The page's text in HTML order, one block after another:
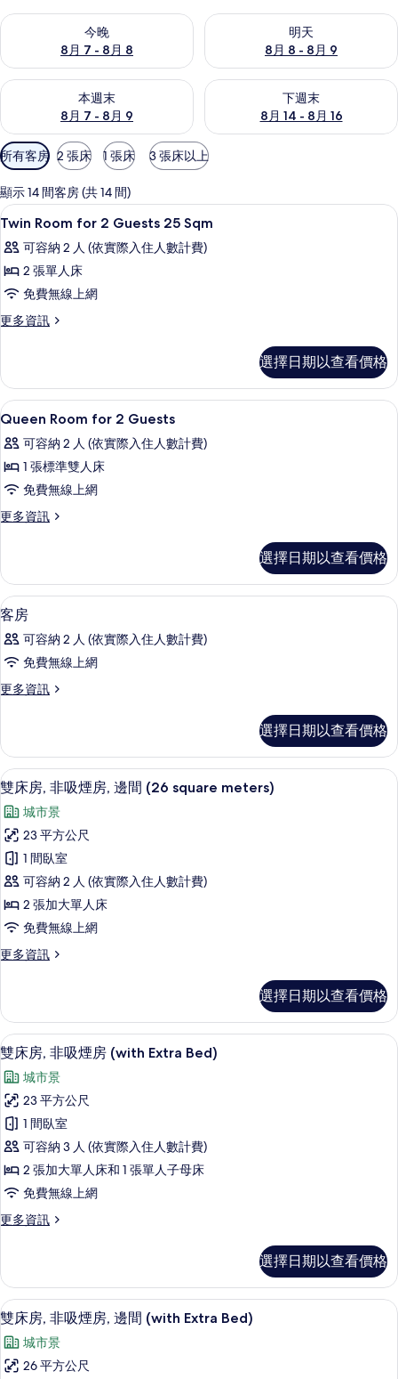
今晚
8月 7 - 8月 8
查看今晚 (8月 7 - 8月 8) 的供應情況
明天
8月 8 - 8月 9
查看明天 (8月 8 - 8月 9) 的供
本週末
8月 7 - 8月 9
查看本週末 (8月 7 - 8月 9) 的供應情況
下週末
8月 14 - 8月 16
查看下週末 (8月 14 - 8月 16)
可
用
的
客
房
篩
選
條
所有客房 2 張床 1 張床 3 張床以上
顯示 14 間客房 (共 14 間)
顯
示
Twin
Room
for
2
Sqm
的
所
有
相
片
羽絨被、客房內保險箱、書桌、遮光
1
Twin Room for 2 Guests 25 Sqm
可容納 2 人 (依實際入住人數計費)
2 張單人床
免費無線上網
更多資訊
更
for
Guests
Sqm
的
情
選擇日期以查看價格
顯
示
Queen
Room
for
2
所
有
相
片
羽絨被、客房內保險箱、書桌、遮光
1
Queen Room for 2 Guests
可容納 2 人 (依實際入住人數計費)
1 張標準雙人床
免費無線上網
更多資訊
更
for
Guests
詳
情
選擇日期以查看價格
顯
示
客
房
的
有
相
片
羽絨被、客房內保險箱、書桌、遮光
1
客房
可容納 2 人 (依實際入住人數計費)
免費無線上網
更多資訊
更
的
詳
情
選擇日期以查看價格
顯
示
雙
床
房,
非
吸
煙
房,
間
(26
square
meters)
的
所
有
相
片
雙床房, 非吸煙房, 邊間 (26 square
12
雙床房, 非吸煙房, 邊間 (26 square meters)
城市景
23 平方公尺
1 間臥室
可容納 2 人 (依實際入住人數計費)
2 張加大單人床
免費無線上網
更多資訊
更
房,
非
吸
房,
邊
間
(26
square
meters)
的
詳
選擇日期以查看價格
顯
示
雙
床
房,
非
吸
煙
房
Bed)
的
所
有
雙床房, 非吸煙房 (with Extra Bed) |
14
雙床房, 非吸煙房 (with Extra Bed)
城市景
23 平方公尺
1 間臥室
可容納 3 人 (依實際入住人數計費)
2 張加大單人床和 1 張單人子母床
免費無線上網
更多資訊
更
房,
非
吸
房
(with
選擇日期以查看價格
顯
示
雙
雙床房, 非吸煙房, 邊間 (with Extra
15
雙床房, 非吸煙房, 邊間 (with Extra Bed)
城市景
26 平方公尺